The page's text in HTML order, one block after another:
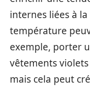
internes liées à
température
exemple, porter
vêtements
mais cela peut